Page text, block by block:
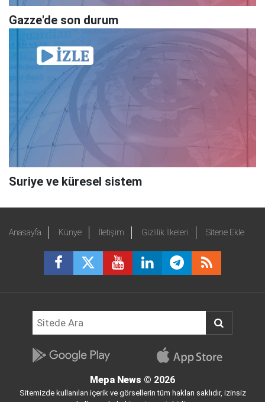
Gazze'de son durum
Suriye ve küresel sistem
Anasayfa Künye İletişim Gizlilik İlkeleri Sitene Ekle
Mepa News © 2026
Sitemizde kullanılan içerik ve görsellerin tüm hakları saklıdır, izinsiz